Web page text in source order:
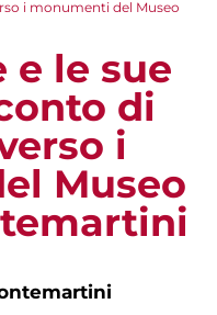
i monumenti del Museo
e le sue
di
i
Museo